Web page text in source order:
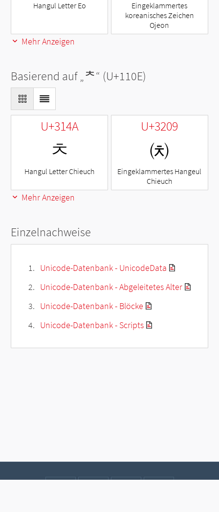
Hangul Letter Eo
Eingeklammertes
koreanisches Zeichen
Ojeon
Mehr Anzeigen
Basierend auf „ᄎ“ (U+110E)
U+314A
ㅊ
Hangul Letter Chieuch
U+3209
㈉
Eingeklammertes Hangeul
Chieuch
Mehr Anzeigen
Einzelnachweise
Unicode-Datenbank - UnicodeData
Unicode-Datenbank - Abgeleitetes Alter
Unicode-Datenbank - Blöcke
Unicode-Datenbank - Scripts